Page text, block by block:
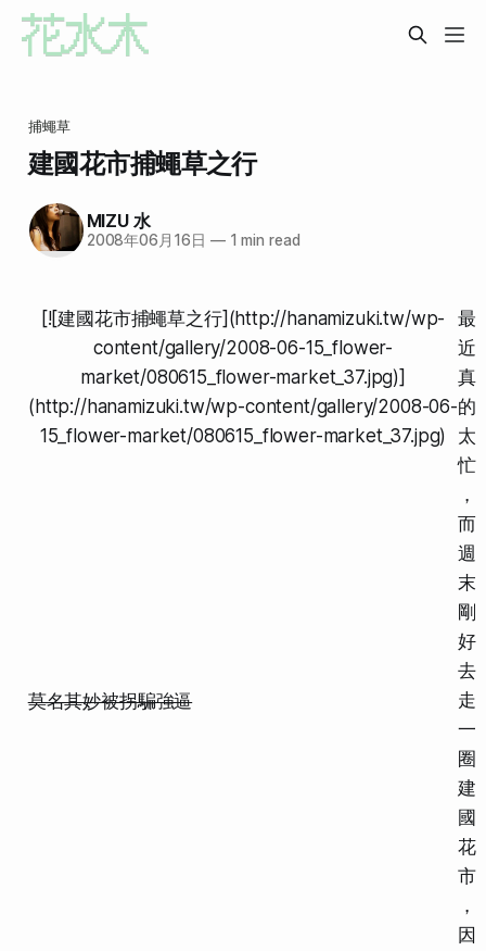
捕蠅草
建國花市捕蠅草之行
MIZU 水
2008年06月16日 —1 min read
[![建國花市捕蠅草之行](http://hanamizuki.tw/wp-
content/gallery/2008-06-15_flower-
market/080615_flower-market_37.jpg)]
(http://hanamizuki.tw/wp-content/gallery/2008-06-
15_flower-market/080615_flower-market_37.jpg)
最
近
真
的
太
忙
，
而
週
末
剛
好
莫名其妙被拐騙強逼
去
走
一
圈
建
國
花
市
，
因